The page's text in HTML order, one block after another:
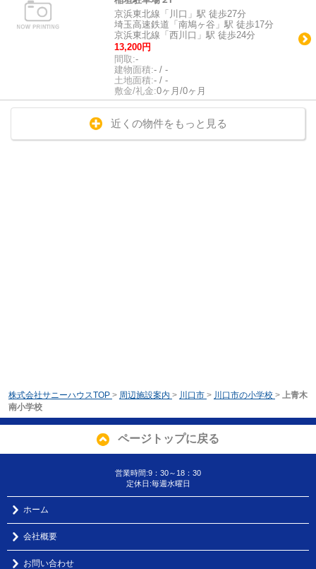
京浜東北線「川口」駅 徒歩27分
埼玉高速鉄道「南鳩ヶ谷」駅 徒歩17分
京浜東北線「西川口」駅 徒歩24分
13,200円
間取:-
建物面積:- / -
土地面積:- / -
敷金/礼金:0ヶ月/0ヶ月
近くの物件をもっと見る
株式会社サニーハウスTOP > 周辺施設案内 > 川口市 > 川口市の小学校 > 上青木
南小学校
ページトップに戻る
営業時間:9：30～18：30
定休日:毎週水曜日
ホーム
会社概要
お問い合わせ